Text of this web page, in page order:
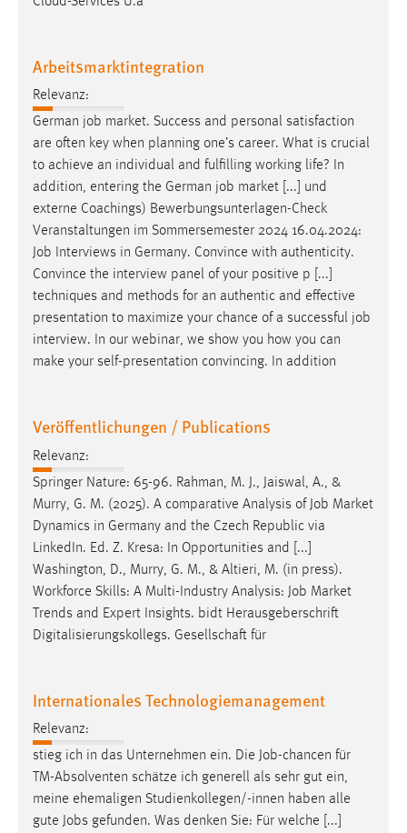
Arbeitsmarktintegration
Relevanz:
German job market. Success and personal satisfaction
are often key when planning one’s career. What is crucial
to achieve an individual and fulfilling working life? In
addition, entering the German job market [...] und
externe Coachings) Bewerbungsunterlagen-Check
Veranstaltungen im Sommersemester 2024 16.04.2024:
Job Interviews in Germany. Convince with authenticity.
Convince the interview panel of your positive p [...]
techniques and methods for an authentic and effective
presentation to maximize your chance of a successful job
interview. In our webinar, we show you how you can
make your self-presentation convincing. In addition
Veröffentlichungen / Publications
Relevanz:
Springer Nature: 65-96. Rahman, M. J., Jaiswal, A., &
Murry, G. M. (2025). A comparative Analysis of Job Market
Dynamics in Germany and the Czech Republic via
LinkedIn. Ed. Z. Kresa: In Opportunities and [...]
Washington, D., Murry, G. M., & Altieri, M. (in press).
Workforce Skills: A Multi-Industry Analysis: Job Market
Trends and Expert Insights. bidt Herausgeberschrift
Digitalisierungskollegs. Gesellschaft für
Internationales Technologiemanagement
Relevanz:
stieg ich in das Unternehmen ein. Die Job-chancen für
TM-Absolventen schätze ich generell als sehr gut ein,
meine ehemaligen Studienkollegen/-innen haben alle
gute Jobs gefunden. Was denken Sie: Für welche [...]
3 Monate
Facebook Pixel
Name:
_fbp
Anbieter:
Facebook
Zweck:
Conversion-Tracking
Cookie Laufzeit:
3 Monate
EXTERNE MEDIEN
Plattformen anzeigen zu können, werden von diesen
externen Medien Cookies gesetzt.
YouTube
Vimeo